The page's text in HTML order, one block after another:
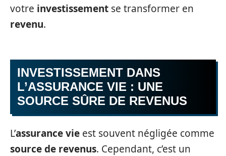
votre investissement se transformer en
revenu.
INVESTISSEMENT DANS
L’ASSURANCE VIE : UNE
SOURCE SÛRE DE REVENUS
L’assurance vie est souvent négligée comme
source de revenus. Cependant, c’est un